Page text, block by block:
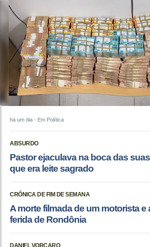
há um dia - Em Política
ABSURDO
Pastor ejaculava na boca das
que era leite sagrado
CRÔNICA DE FIM DE SEMANA
A morte filmada de um motorista
ferida de Rondônia
DANIEL VORCARO